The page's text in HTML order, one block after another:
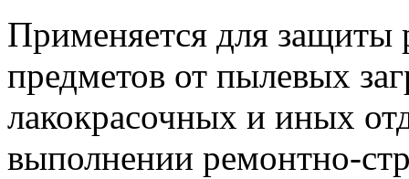
Применяется для защиты
предметов от пылевых
лакокрасочных и иных
выполнении ремонтно-